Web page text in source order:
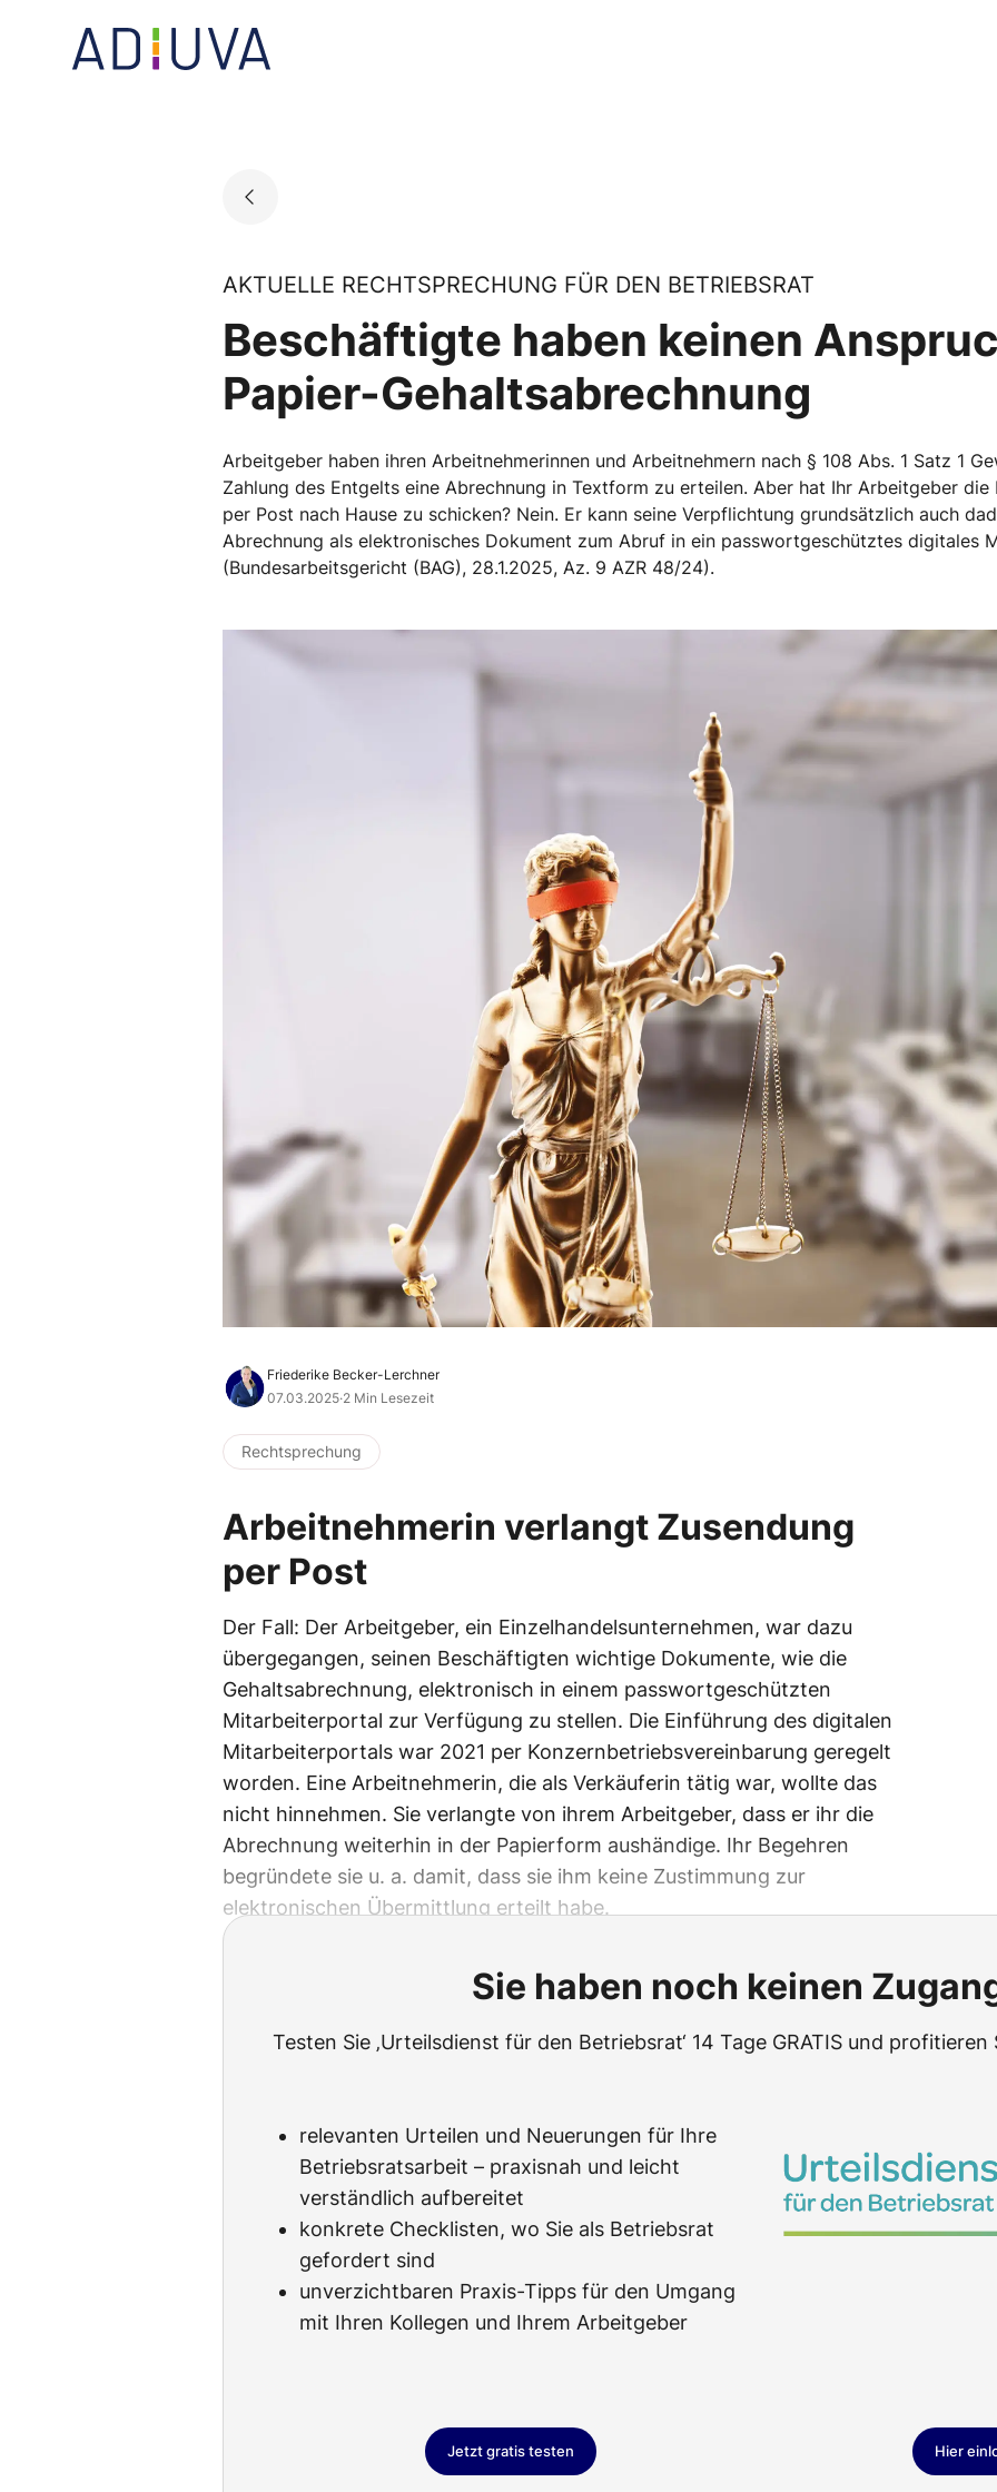
Go to landing page.
AKTUELLE RECHTSPRECHUNG FÜR DEN BETRIEBSRAT
Beschäftigte haben keinen
Papier-Gehaltsabrechnung
Arbeitgeber haben ihren Arbeitnehmerinnen und Arbeitnehmern nach § 108 Abs. 1 Satz 1
Zahlung des Entgelts eine Abrechnung in Textform zu erteilen. Aber hat Ihr Arbeitgeber
per Post nach Hause zu schicken? Nein. Er kann seine Verpflichtung grundsätzlich auch
Abrechnung als elektronisches Dokument zum Abruf in ein passwortgeschütztes digitales
(Bundesarbeitsgericht (BAG), 28.1.2025, Az. 9 AZR 48/24).
Friederike Becker-Lerchner
07.03.2025·2 Min Lesezeit
Rechtsprechung
Arbeitnehmerin verlangt Zusendung
per Post
Der Fall: Der Arbeitgeber, ein Einzelhandelsunternehmen, war dazu
übergegangen, seinen Beschäftigten wichtige Dokumente, wie die
Gehaltsabrechnung, elektronisch in einem passwortgeschützten
Mitarbeiterportal zur Verfügung zu stellen. Die Einführung des digitalen
Mitarbeiterportals war 2021 per Konzernbetriebsvereinbarung geregelt
worden. Eine Arbeitnehmerin, die als Verkäuferin tätig war, wollte das
nicht hinnehmen. Sie verlangte von ihrem Arbeitgeber, dass er ihr die
Abrechnung weiterhin in der Papierform aushändige. Ihr Begehren
begründete sie u. a. damit, dass sie ihm keine Zustimmung zur
elektronischen Übermittlung erteilt habe.
Sie haben noch keinen
Testen Sie ‚Urteilsdienst für den Betriebsrat‘ 14 Tage GRATIS und profitieren
relevanten Urteilen und Neuerungen für Ihre
Betriebsratsarbeit – praxisnah und leicht
verständlich aufbereitet
konkrete Checklisten, wo Sie als Betriebsrat
gefordert sind
unverzichtbaren Praxis-Tipps für den Umgang
mit Ihren Kollegen und Ihrem Arbeitgeber
Jetzt gratis testen Hier